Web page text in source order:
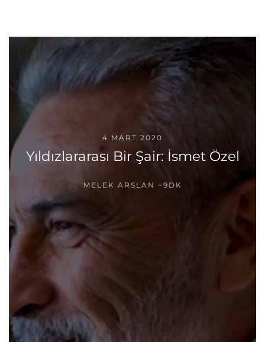
4 MART 2020
Yıldızlararası Bir Şair: İsmet Özel
MELEK ARSLAN ~9DK